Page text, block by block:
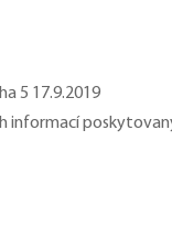
5 17.9.2019
informací